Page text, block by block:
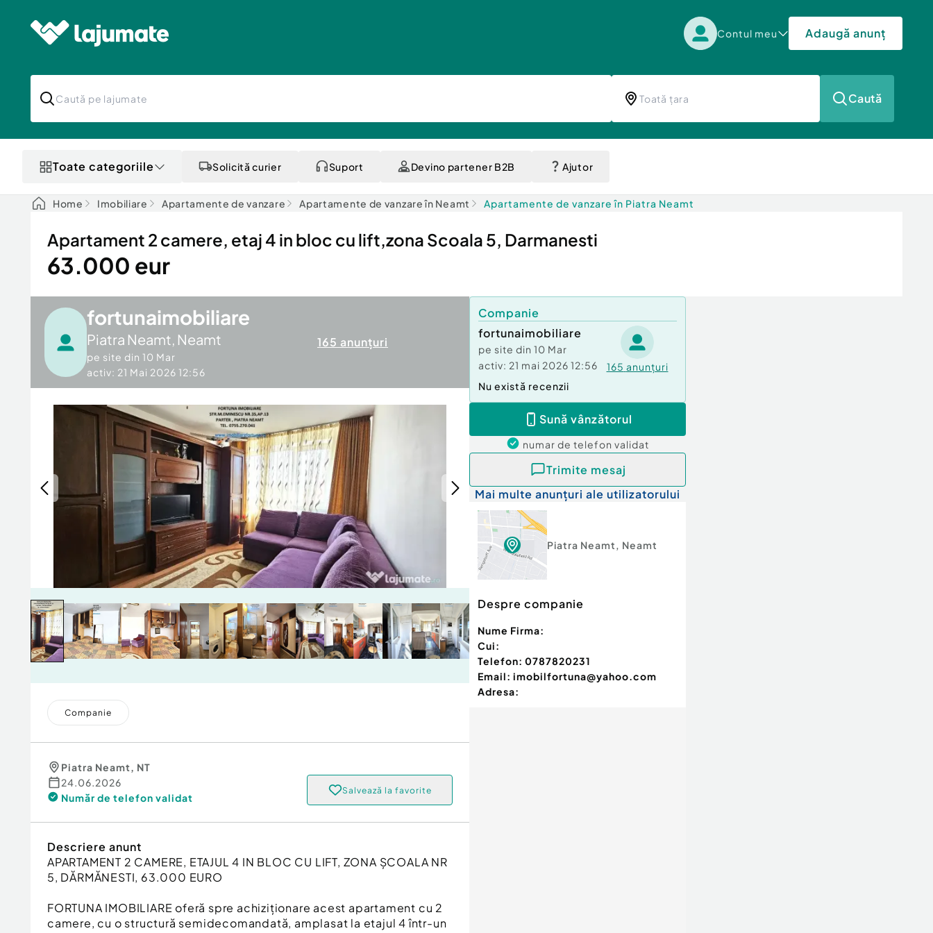
Contul meu Adaugă anunț
Caută
Toate categoriile Solicită curier Suport Devino partener B2B Ajutor
Home Imobiliare Apartamente de vanzare Apartamente de vanzare în Neamt Apartamente de vanzare în Piatra Neamt
Apartament 2 camere, etaj 4 in bloc cu lift,zona Scoala 5, Darmanesti
63.000 eur
fortunaimobiliare
Piatra Neamt, Neamt
pe site din 10 Mar
activ: 21 Mai 2026 12:56
165 anunțuri
Companie
Piatra Neamt, NT
24.06.2026
Număr de telefon validat
Salvează la favorite
Descriere anunt
APARTAMENT 2 CAMERE, ETAJUL 4 IN BLOC CU LIFT, ZONA ȘCOALA NR
5, DĂRMĂNESTI, 63.000 EURO
FORTUNA IMOBILIARE oferă spre achiziționare acest apartament cu 2
camere, cu o structură semidecomandată, amplasat la etajul 4 într-un
Companie
fortunaimobiliare
pe site din 10 Mar
activ: 21 mai 2026 12:56 165 anunțuri
Nu există recenzii
Sună vânzătorul
numar de telefon validat
Trimite mesaj
Mai multe anunțuri ale utilizatorului
Piatra Neamt, Neamt
Despre companie
Nume Firma:
Cui:
Telefon: 0787820231
Email: imobilfortuna@yahoo.com
Adresa: